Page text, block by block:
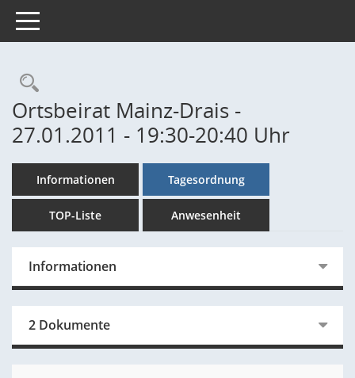
Toggle navigation
Rechercheauswahl
Ortsbeirat Mainz-Drais -
27.01.2011 - 19:30-20:40 Uhr
Informationen Tagesordnung
TOP-Liste Anwesenheit
Informationen
2 Dokumente